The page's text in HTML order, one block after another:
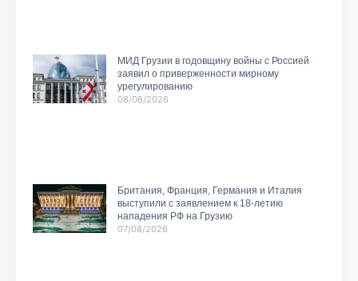
МИД Грузии в годовщину войны с Россией
заявил о приверженности мирному
урегулированию
08/08/2026
Британия, Франция, Германия и Италия
выступили с заявлением к 18-летию
нападения РФ на Грузию
07/08/2026